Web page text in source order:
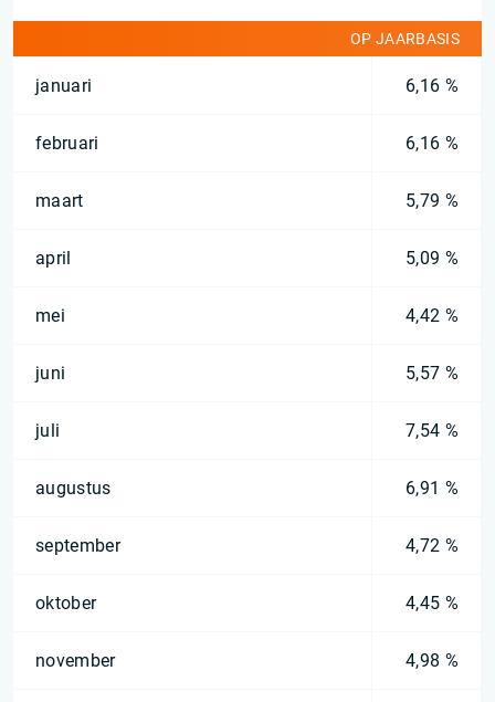
OP JAARBASIS
januari 6,16 %
februari 6,16 %
maart 5,79 %
april 5,09 %
mei 4,42 %
juni 5,57 %
juli 7,54 %
augustus 6,91 %
september 4,72 %
oktober 4,45 %
november 4,98 %